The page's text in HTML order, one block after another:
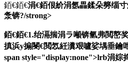
銆€銆€涓€銆佷紒涓氬畾鍒朵簩缁
洜锛?/strong>
銆€銆€1.绐滆揣涓ラ噸锛氫弗閲嶅
搷浜у搧閿€閲忥紝瀵艰嚧娑堣垂鑰
span style="display:none">lrb涓婃